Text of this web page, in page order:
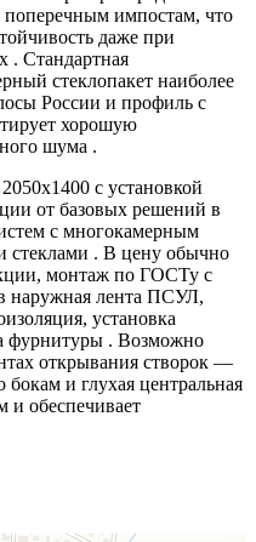
поперечным импостам, что
даже при
. Стандартная
стеклопакет наиболее
России и профиль с
хорошую
шума .
с установкой
от базовых решений в
с многокамерным
стеклами . В цену обычно
монтаж по ГОСТу с
наружная лента ПСУЛ,
установка
фурнитуры . Возможно
открывания створок —
и глухая центральная
и обеспечивает